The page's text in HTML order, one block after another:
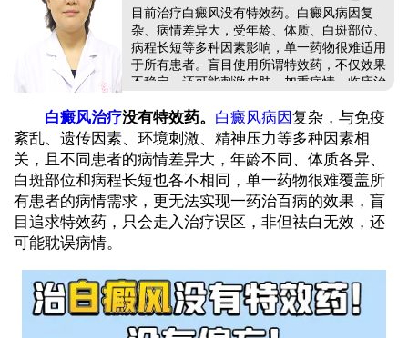
目前治疗白癜风没有特效药。白癜风病因复
杂、病情差异大，受年龄、体质、白斑部位、
病程长短等多种因素影响，单一药物很难适用
于所有患者。盲目使用所谓特效药，不仅效果
不稳定，还可能刺激皮肤、加重病情。临床治
判断，制定一对一的复色计划，规范治疗，安
全有效的促进白斑复色。...
白癜风治疗没有特效药。 白癜风病因复杂，与免疫
紊乱、遗传因素、环境刺激、精神压力等多种因素相
关，且不同患者的病情差异大，年龄不同、体质各异、
白斑部位和病程长短也各不相同，单一药物很难覆盖所
有患者的病情需求，更无法实现一药治百病的效果，盲
目追求特效药，只会走入治疗误区，非但祛白无效，还
可能耽误病情。